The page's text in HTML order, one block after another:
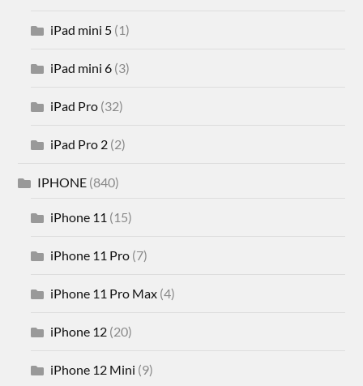
iPad mini 5 (1)
iPad mini 6 (3)
iPad Pro (32)
iPad Pro 2 (2)
IPHONE (840)
iPhone 11 (15)
iPhone 11 Pro (7)
iPhone 11 Pro Max (4)
iPhone 12 (20)
iPhone 12 Mini (9)